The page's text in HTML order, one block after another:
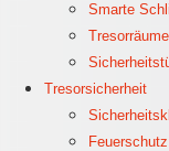
Smarte
Tresorräume
Tresorsicherheit